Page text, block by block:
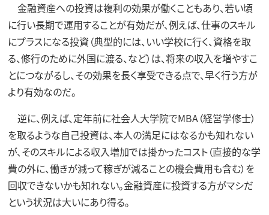
金融資産への投資は複利の効果が働くこともあり、若い頃
に行い長期で運用することが有効だが、例えば、仕事のスキル
にプラスになる投資（典型的には、いい学校に行く、資格を取
る、修行のために外国に渡る、など）は、将来の収入を増やすこ
とにつながるし、その効果を長く享受できる点で、早く行う方が
より有効なのだ。
逆に、例えば、定年前に社会人大学院でMBA（経営学修士）
を取るような自己投資は、本人の満足にはなるかも知れない
が、そのスキルによる収入増加では掛かったコスト（直接的な学
費の外に、働きが減って稼ぎが減ることの機会費用も含む）を
回収できないかも知れない。金融資産に投資する方がマシだ
という状況は大いにあり得る。